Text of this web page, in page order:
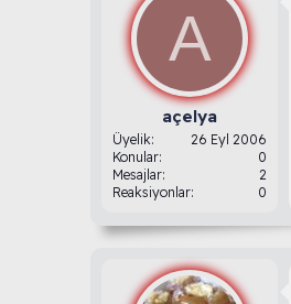
A
açelya
Üyelik
26 Eyl 2006
Konular
0
Mesajlar
2
Reaksiyonlar
0